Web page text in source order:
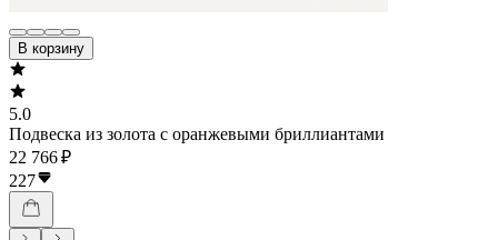
В корзину
5.0
Подвеска из золота с оранжевыми бриллиантами
22 766 ₽
227